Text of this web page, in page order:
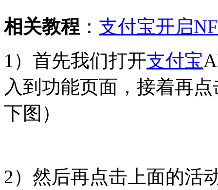
相关教程 ： 支付宝开启
1）首先我们打开支付宝
入到功能页面，接着再
下图）
2）然后再点击上面的活